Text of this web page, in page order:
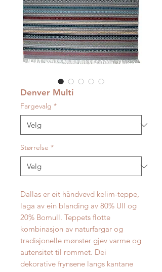
Denver Multi
Fargevalg *
Størrelse *
Dallas er eit håndvevd kelim-teppe,
laga av ein blanding av 80% Ull og
20% Bomull. Teppets flotte
kombinasjon av naturfargar og
tradisjonelle mønster gjev varme og
autensitet til rommet. Dei
dekorative frynsene langs kantane